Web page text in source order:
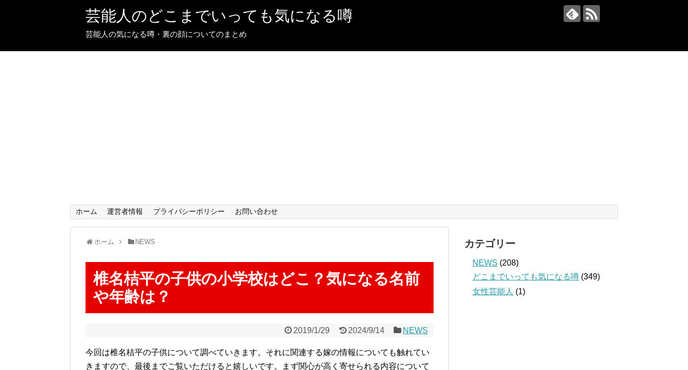
芸能人のどこまでいっても気になる噂
芸能人の気になる噂・裏の顔についてのまとめ
ホーム 運営者情報 プライバシーポリシー お問い合わせ
ホーム NEWS
椎名桔平の子供の小学校はどこ？気になる名前
や年齢は？
2019/1/29 2024/9/14 NEWS
今回は椎名桔平の子供について調べていきます。それに関連する嫁の情報についても触れてい
きますので、最後までご覧いただけると嬉しいです。まず関心が高く寄せられる内容について
カテゴリー
NEWS (208)
どこまでいっても気になる噂 (349)
女性芸能人 (1)